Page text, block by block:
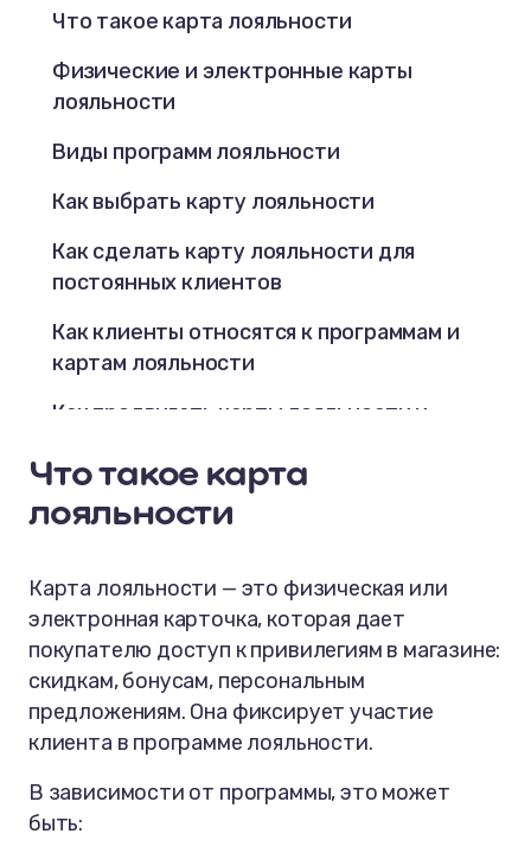
Что такое карта лояльности
Физические и электронные карты
лояльности
Виды программ лояльности
Как выбрать карту лояльности
Как сделать карту лояльности для
постоянных клиентов
Как клиенты относятся к программам и
картам лояльности
Как продвигать карты лояльности и
зарегистрироваться в программе
Продвижение электронных карт
Упрощение пути регистрации
Экономия на рассылках с помощью
виртуальных карт лояльности
Что такое карта
лояльности
Карта лояльности — это физическая или
электронная карточка, которая дает
покупателю доступ к привилегиям в магазине:
скидкам, бонусам, персональным
предложениям. Она фиксирует участие
клиента в программе лояльности.
В зависимости от программы, это может
быть: